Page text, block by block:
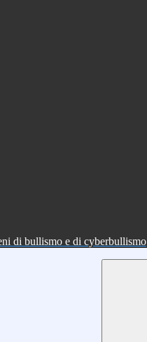
di bullismo e di cyberbullismo